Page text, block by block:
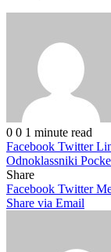
0 0 1 minute read
Facebook Twitter
Odnoklassniki
Share
Facebook Twitter
Share via Email